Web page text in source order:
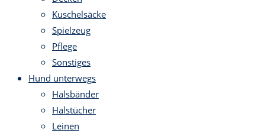
Kuschelsäcke
Spielzeug
Pflege
Sonstiges
Hund unterwegs
Halsbänder
Halstücher
Leinen